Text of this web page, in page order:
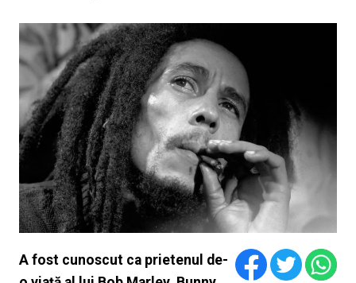
A fost cunoscut ca prietenul de-